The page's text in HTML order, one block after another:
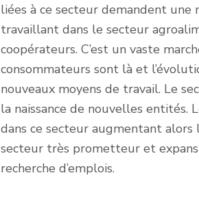
liées à ce secteur demandent une
travaillant dans le secteur
coopérateurs. C’est un vaste
consommateurs sont là et
nouveaux moyens de travail. Le
la naissance de nouvelles entités.
dans ce secteur augmentant alors
secteur très prometteur et
recherche d’emplois.